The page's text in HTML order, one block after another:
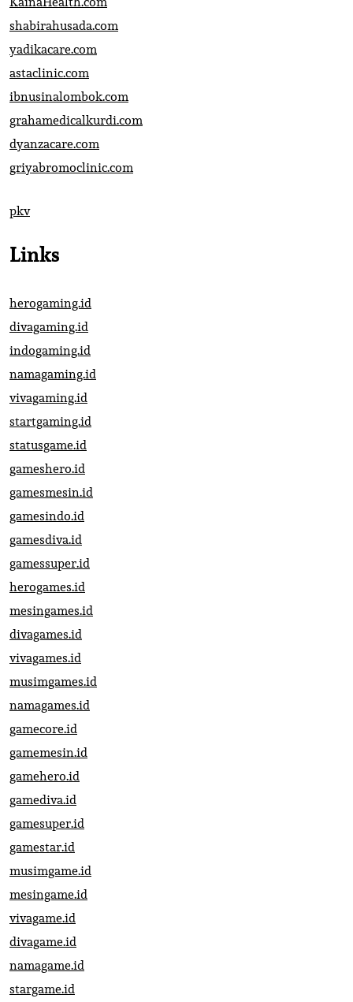
shabirahusada.com
yadikacare.com
astaclinic.com
ibnusinalombok.com
grahamedicalkurdi.com
dyanzacare.com
griyabromoclinic.com
pkv
Links
herogaming.id
divagaming.id
indogaming.id
namagaming.id
vivagaming.id
startgaming.id
statusgame.id
gameshero.id
gamesmesin.id
gamesindo.id
gamesdiva.id
gamessuper.id
herogames.id
mesingames.id
divagames.id
vivagames.id
musimgames.id
namagames.id
gamecore.id
gamemesin.id
gamehero.id
gamediva.id
gamesuper.id
gamestar.id
musimgame.id
mesingame.id
vivagame.id
divagame.id
namagame.id
stargame.id